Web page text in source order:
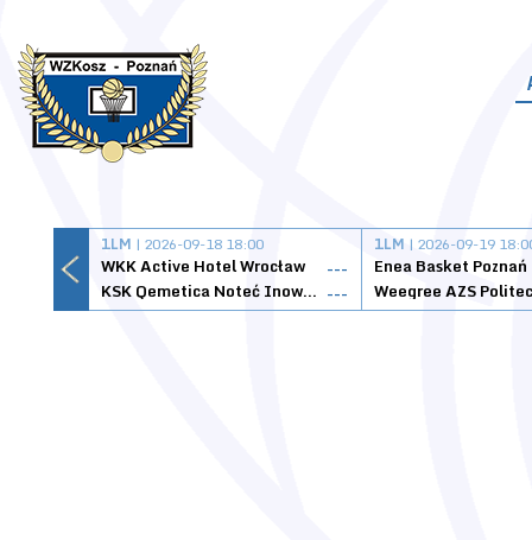
1LM | 2026-09-18 18:00
WKK Active Hotel Wrocław
---
KSK Qemetica Noteć Inowrocław ---
1LM | 2026-09-19
Enea Basket Poznań